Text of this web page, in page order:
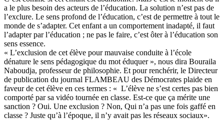
a le plus besoin des acteurs de l’éducation. La solution n’est pas de
l’exclure. Le sens profond de l’éducation, c’est de permettre à tout le
monde de s’adapter. Cet enfant a un comportement inadapté, il faut
l’adapter par l’éducation ; ne pas le faire, c’est ôter à l’éducation son
sens essence.
« L’exclusion de cet élève pour mauvaise conduite à l’école
dénature le sens pédagogique du mot éduquer », nous dira Bouraila
Naboudja, professeur de philosophie. Et pour renchérir, le Directeur
de publication du journal FLAMBEAU des Démocrates plaide en
faveur de cet élève en ces termes : « L’élève ne s’est certes pas bien
comporté par sa vidéo tournée en classe. Est-ce que ça mérite une
sanction ? Oui. Une exclusion ? Non, Qui n’a pas une fois gaffé en
classe ? Juste qu’à l’époque, il n’y avait pas les réseaux sociaux».